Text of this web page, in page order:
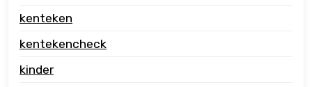
kenteken
kentekencheck
kinder